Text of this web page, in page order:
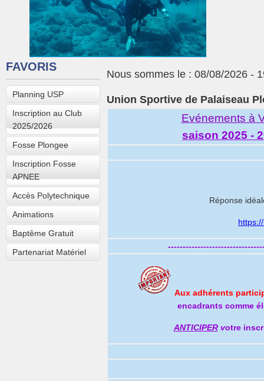
FAVORIS
Planning USP
Inscription au Club
2025/2026
Fosse Plongee
Inscription Fosse
APNEE
Accès Polytechnique
Animations
Baptême Gratuit
Partenariat Matériel
Nous sommes le : 08/08/2026 -
Union Sportive de Palaiseau
Evénements à
saison 2025 -
Réponse
Aux adhérents
encadrants comme
ANTICIPERvotre